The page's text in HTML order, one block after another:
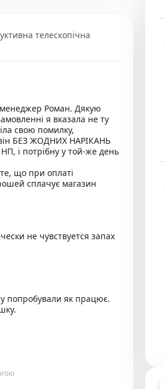
телескопічна
Роман. Дякую
я вказала не ту
свою помилку,
він БЕЗ ЖОДНИХ НАРІКАНЬ
і потрібну у той-же день
що при оплаті
сплачує магазин
не чувствуется запах
попробували як працює.